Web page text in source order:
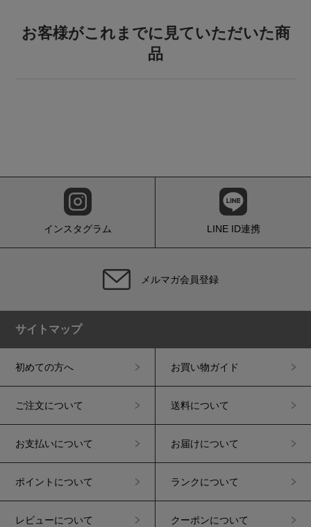
お客様がこれまでに見ていただいた商
品
インスタグラム LINE ID連携
メルマガ会員登録
サイトマップ
初めての方へ お買い物ガイド
ご注文について 送料について
お支払いについて お届けについて
ポイントについて ランクについて
レビューについて クーポンについて